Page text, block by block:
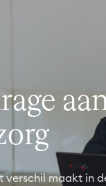
verschil maakt in